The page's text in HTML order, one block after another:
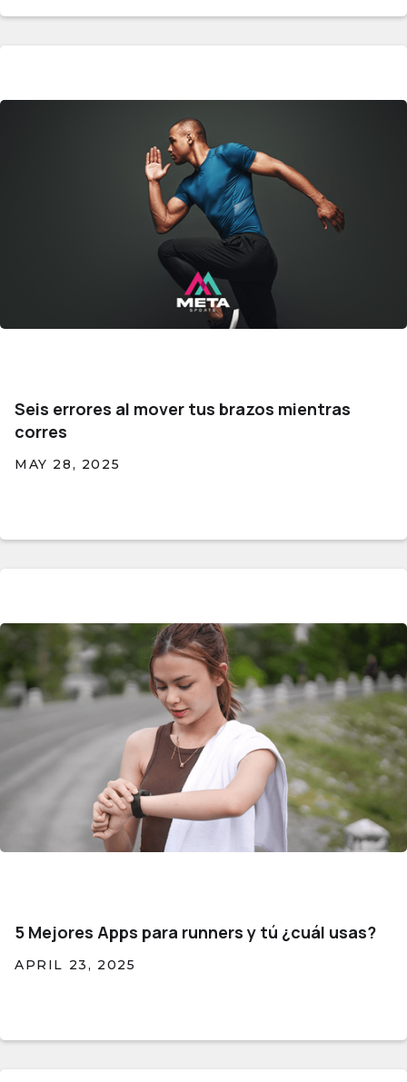
Seis errores al mover tus brazos mientras
corres
MAY 28, 2025
5 Mejores Apps para runners y tú ¿cuál usas?
APRIL 23, 2025